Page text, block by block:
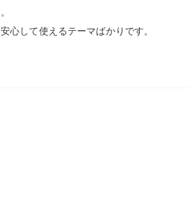
心して使えるテーマばかりです。